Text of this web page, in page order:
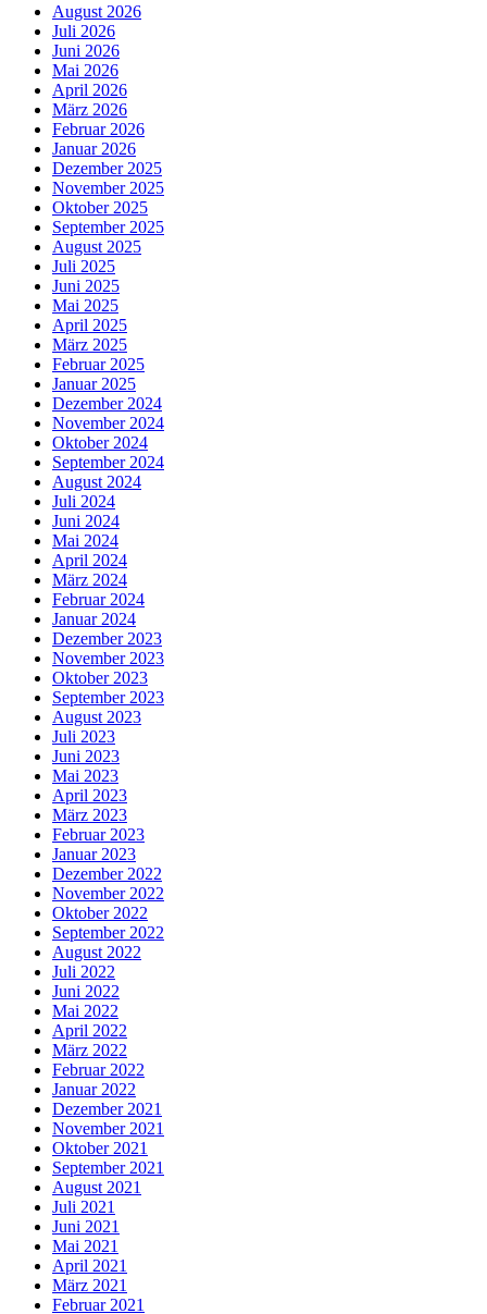
August 2026
Juli 2026
Juni 2026
Mai 2026
April 2026
März 2026
Februar 2026
Januar 2026
Dezember 2025
November 2025
Oktober 2025
September 2025
August 2025
Juli 2025
Juni 2025
Mai 2025
April 2025
März 2025
Februar 2025
Januar 2025
Dezember 2024
November 2024
Oktober 2024
September 2024
August 2024
Juli 2024
Juni 2024
Mai 2024
April 2024
März 2024
Februar 2024
Januar 2024
Dezember 2023
November 2023
Oktober 2023
September 2023
August 2023
Juli 2023
Juni 2023
Mai 2023
April 2023
März 2023
Februar 2023
Januar 2023
Dezember 2022
November 2022
Oktober 2022
September 2022
August 2022
Juli 2022
Juni 2022
Mai 2022
April 2022
März 2022
Februar 2022
Januar 2022
Dezember 2021
November 2021
Oktober 2021
September 2021
August 2021
Juli 2021
Juni 2021
Mai 2021
April 2021
März 2021
Februar 2021